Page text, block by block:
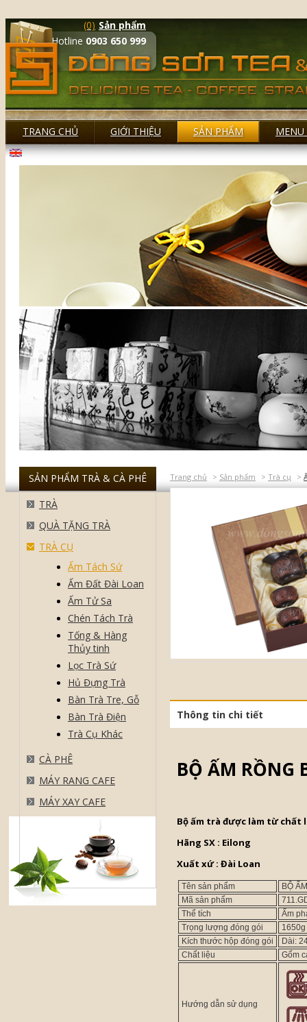
(0) Sản phẩm
Hotline 0903 650 999
TRANG CHỦ GIỚI THIỆU SẢN PHẨM MENU
SẢN PHẨM TRÀ & CÀ PHÊ
TRÀ
QUÀ TẶNG TRÀ
TRÀ CỤ
Ấm Tách Sứ
Ấm Đất Đài Loan
Ấm Tử Sa
Chén Tách Trà
Tống & Hàng
Thủy tinh
Lọc Trà Sứ
Hủ Đựng Trà
Bàn Trà Tre, Gỗ
Bàn Trà Điện
Trà Cụ Khác
CÀ PHÊ
MÁY RANG CAFE
MÁY XAY CAFE
Trang chủ > Sản phẩm > Trà cụ >
Thông tin chi tiết
BỘ ẤM RỒNG
Bộ ấm trà được làm từ chất
Hãng SX : Eilong
Xuất xứ : Đài Loan
Tên sản phẩm
BỘ
Mã sản phẩm
Thể tích
Ấm
Trọng lượng đóng gói
Kích thước hộp đóng gói
Dài:
Chất liệu
Gốm
Hướng dẫn sử dụng